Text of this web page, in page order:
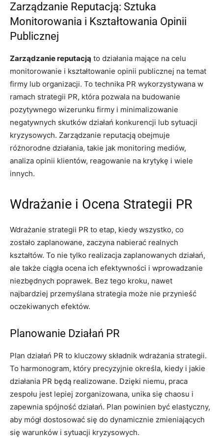
Zarządzanie Reputacją: Sztuka
Monitorowania i Kształtowania Opinii
Publicznej
Zarządzanie reputacją to działania mające na celu
monitorowanie i kształtowanie opinii publicznej na temat
firmy lub organizacji. To technika PR wykorzystywana w
ramach strategii PR, która pozwala na budowanie
pozytywnego wizerunku firmy i minimalizowanie
negatywnych skutków działań konkurencji lub sytuacji
kryzysowych. Zarządzanie reputacją obejmuje
różnorodne działania, takie jak monitoring mediów,
analiza opinii klientów, reagowanie na krytykę i wiele
innych.
Wdrażanie i Ocena Strategii PR
Wdrażanie strategii PR to etap, kiedy wszystko, co
zostało zaplanowane, zaczyna nabierać realnych
kształtów. To nie tylko realizacja zaplanowanych działań,
ale także ciągła ocena ich efektywności i wprowadzanie
niezbędnych poprawek. Bez tego kroku, nawet
najbardziej przemyślana strategia może nie przynieść
oczekiwanych efektów.
Planowanie Działań PR
Plan działań PR to kluczowy składnik wdrażania strategii.
To harmonogram, który precyzyjnie określa, kiedy i jakie
działania PR będą realizowane. Dzięki niemu, praca
zespołu jest lepiej zorganizowana, unika się chaosu i
zapewnia spójność działań. Plan powinien być elastyczny,
aby mógł dostosować się do dynamicznie zmieniających
się warunków i sytuacji kryzysowych.